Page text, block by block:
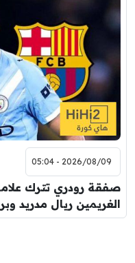
2026/08/09 - 05:04
صفقة رودري تترك
الغريمين ريال مدريد